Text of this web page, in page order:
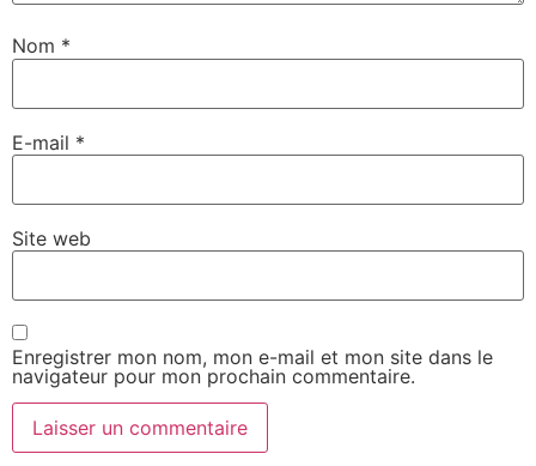
Nom *
E-mail *
Site web
Enregistrer mon nom, mon e-mail et mon site dans le
navigateur pour mon prochain commentaire.